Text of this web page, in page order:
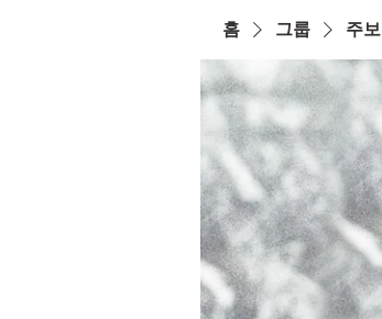
홈 그룹 주보